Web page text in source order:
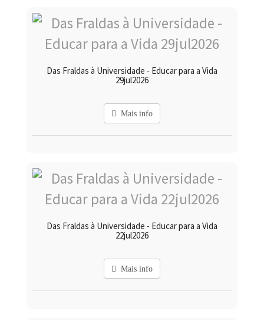
Das Fraldas à Universidade - Educar para a Vida
29jul2026
Mais info
Das Fraldas à Universidade - Educar para a Vida
22jul2026
Mais info